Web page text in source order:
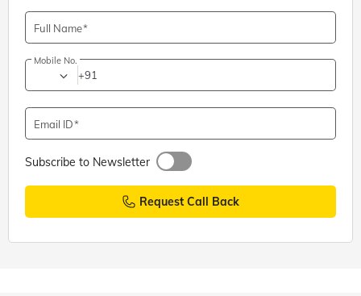
Full Name
Mobile No.
+91
Email ID
Subscribe to Newsletter
Request Call Back